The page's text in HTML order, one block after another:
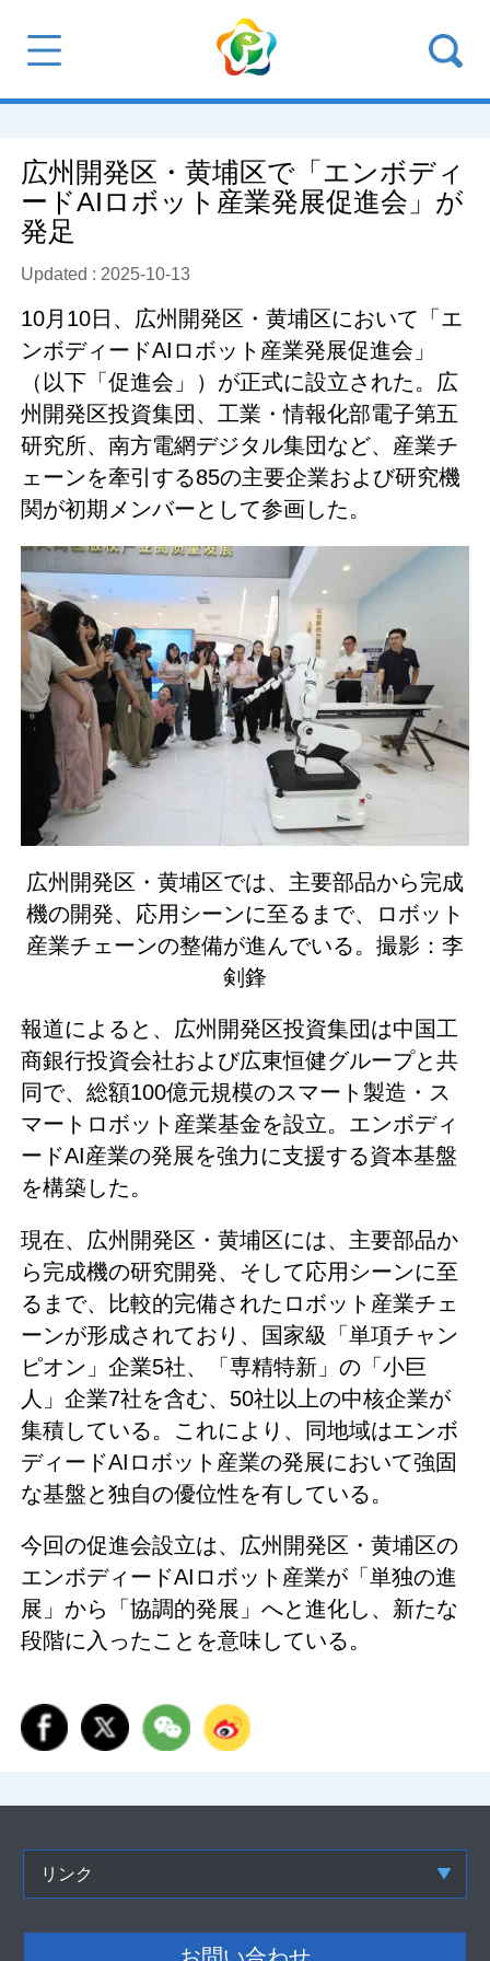
広州開発区・黄埔区で「エンボディ
ードAIロボット産業発展促進会」が
発足
Updated : 2025-10-13
10月10日、広州開発区・黄埔区において「エ
ンボディードAIロボット産業発展促進会」
（以下「促進会」）が正式に設立された。広
州開発区投資集団、工業・情報化部電子第五
研究所、南方電網デジタル集団など、産業チ
ェーンを牽引する85の主要企業および研究機
関が初期メンバーとして参画した。
広州開発区・黄埔区では、主要部品から完成
機の開発、応用シーンに至るまで、ロボット
産業チェーンの整備が進んでいる。撮影：李
剣鋒
報道によると、広州開発区投資集団は中国工
商銀行投資会社および広東恒健グループと共
同で、総額100億元規模のスマート製造・ス
マートロボット産業基金を設立。エンボディ
ードAI産業の発展を強力に支援する資本基盤
を構築した。
現在、広州開発区・黄埔区には、主要部品か
ら完成機の研究開発、そして応用シーンに至
るまで、比較的完備されたロボット産業チェ
ーンが形成されており、国家級「単項チャン
ピオン」企業5社、「専精特新」の「小巨
人」企業7社を含む、50社以上の中核企業が
集積している。これにより、同地域はエンボ
ディードAIロボット産業の発展において強固
な基盤と独自の優位性を有している。
今回の促進会設立は、広州開発区・黄埔区の
エンボディードAIロボット産業が「単独の進
展」から「協調的発展」へと進化し、新たな
段階に入ったことを意味している。
リンク